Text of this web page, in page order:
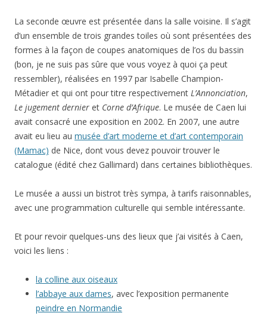
La seconde œuvre est présentée dans la salle voisine. Il s’agit
d’un ensemble de trois grandes toiles où sont présentées des
formes à la façon de coupes anatomiques de l’os du bassin
(bon, je ne suis pas sûre que vous voyez à quoi ça peut
ressembler), réalisées en 1997 par Isabelle Champion-
Métadier et qui ont pour titre respectivement L’Annonciation,
Le jugement dernier et Corne d’Afrique. Le musée de Caen lui
avait consacré une exposition en 2002. En 2007, une autre
avait eu lieu au musée d’art moderne et d’art contemporain
(Mamac) de Nice, dont vous devez pouvoir trouver le
catalogue (édité chez Gallimard) dans certaines bibliothèques.
Le musée a aussi un bistrot très sympa, à tarifs raisonnables,
avec une programmation culturelle qui semble intéressante.
Et pour revoir quelques-uns des lieux que j’ai visités à Caen,
voici les liens :
la colline aux oiseaux
l’abbaye aux dames, avec l’exposition permanente
peindre en Normandie